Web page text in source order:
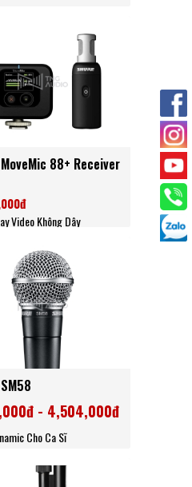
MoveMic 88+ Receiver
Video Không Dây
- 4,504,000đ
Cho Ca Sĩ